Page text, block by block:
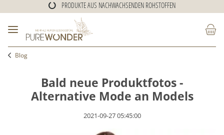
PRODUKTE AUS NACHWACHSENDEN ROHSTOFFEN
PRODUKTE AUS NACHWACHSENDEN ROHSTOFFEN
Blog
Bald neue Produktfotos -
Alternative Mode an Models
2021-09-27 05:45:00